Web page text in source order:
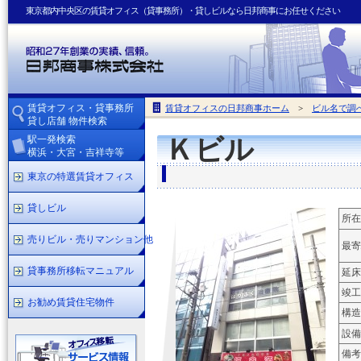
東京都内中央区の賃貸オフィス（貸事務所）・貸しビルなら日邦商事にお任せください
賃貸オフィスの日邦商事ホーム > ビル名で調
Ｋビル
所
最
延床
竣工
構
設備
備考
賃貸オフィス・貸事務所
貸し店舗 物件検索
駅一発検索
横浜・大宮・吉祥寺等
東京の特選賃貸オフィス
貸しビル
売りビル・売りマンション他
貸事務所移転マニュアル
お勧め賃貸住宅物件